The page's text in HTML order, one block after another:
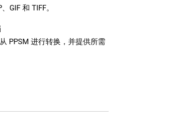
GIF 和 TIFF。
PPSM 进行转换，并提供所需